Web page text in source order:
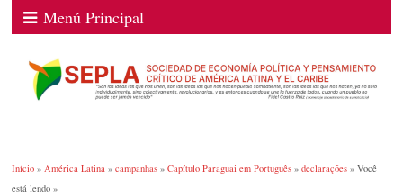
Menú Principal
Início »América Latina »campanhas »Capítulo Paraguai em Português »declarações » Você
está lendo »